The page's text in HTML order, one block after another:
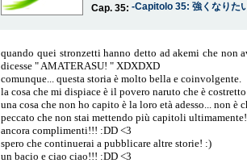
Cap. 35:-Capitolo 35: 強くなりた
quando quei stronzetti hanno detto ad akemi che non
dicesse " AMATERASU! " XDXDXD
comunque... questa storia è molto bella e coinvolgente.
la cosa che mi dispiace è il povero naruto che è
una cosa che non ho capito è la loro età adesso... non è
peccato che non stai mettendo più capitoli ultimamente!
ancora complimenti!!! :DD <3
spero che continuerai a pubblicare altre storie! :)
un bacio e ciao ciao!!! :DD <3